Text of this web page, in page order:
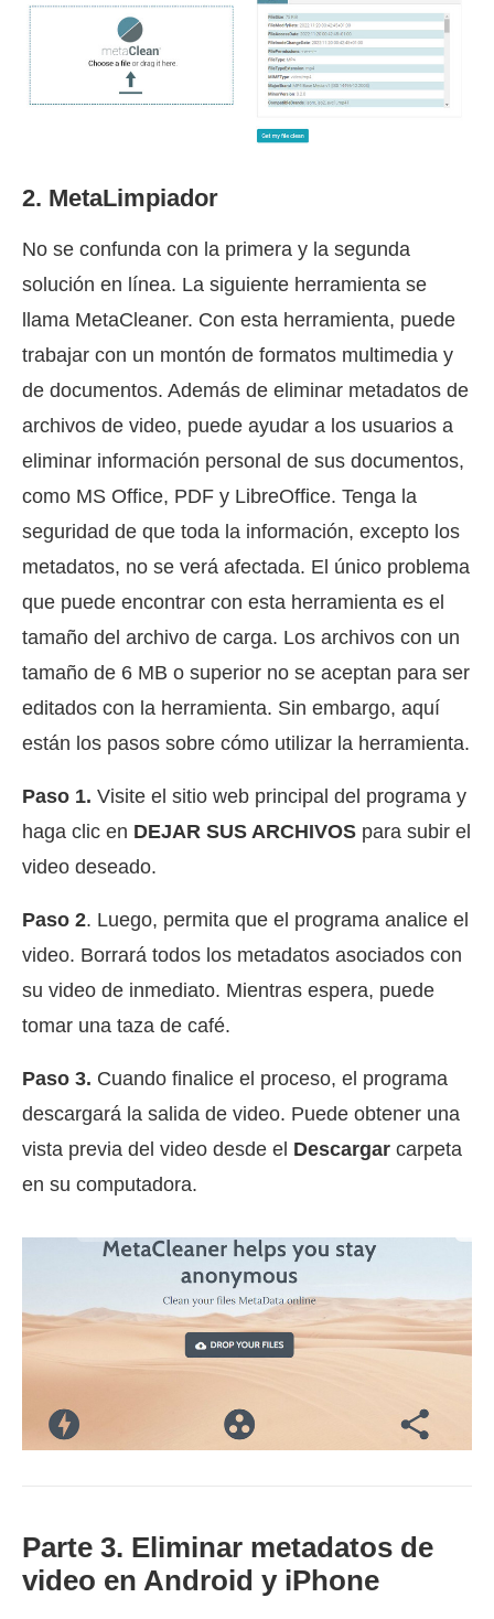
2. MetaLimpiador
No se confunda con la primera y la segunda
solución en línea. La siguiente herramienta se
llama MetaCleaner. Con esta herramienta, puede
trabajar con un montón de formatos multimedia y
de documentos. Además de eliminar metadatos de
archivos de video, puede ayudar a los usuarios a
eliminar información personal de sus documentos,
como MS Office, PDF y LibreOffice. Tenga la
seguridad de que toda la información, excepto los
metadatos, no se verá afectada. El único problema
que puede encontrar con esta herramienta es el
tamaño del archivo de carga. Los archivos con un
tamaño de 6 MB o superior no se aceptan para ser
editados con la herramienta. Sin embargo, aquí
están los pasos sobre cómo utilizar la herramienta.
Paso 1. Visite el sitio web principal del programa y
haga clic en DEJAR SUS ARCHIVOS para subir el
video deseado.
Paso 2. Luego, permita que el programa analice el
video. Borrará todos los metadatos asociados con
su video de inmediato. Mientras espera, puede
tomar una taza de café.
Paso 3. Cuando finalice el proceso, el programa
descargará la salida de video. Puede obtener una
vista previa del video desde el Descargar carpeta
en su computadora.
Parte 3. Eliminar metadatos de
video en Android y iPhone